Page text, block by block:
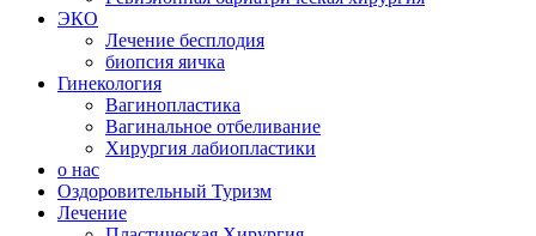
ЭКО
Лечение бесплодия
биопсия яичка
Гинекология
Вагинопластика
Вагинальное отбеливание
Хирургия лабиопластики
о нас
Оздоровительный Туризм
Лечение